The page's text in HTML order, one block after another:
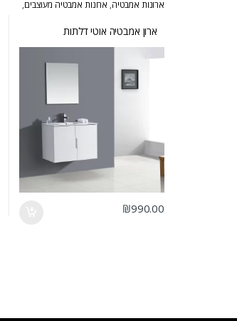
ארונות אמבטיה, ארונות אמבטיה מעוצבים,
ארונות אמבטיה מרחפים
ארון אמבטיה אוטי דלתות
₪990.00